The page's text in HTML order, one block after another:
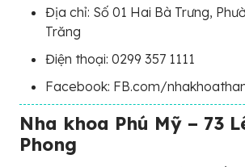
Địa chỉ: Số 01 Hai Bà Trưng,
Trăng
Điện thoại: 0299 357 1111
Facebook: FB.com/
Nha khoa Phú Mỹ – 73
Phong